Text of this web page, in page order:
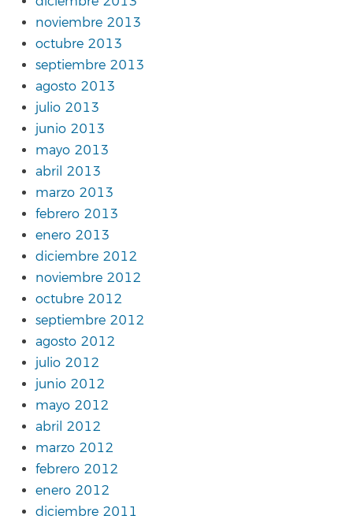
noviembre 2013
octubre 2013
septiembre 2013
agosto 2013
julio 2013
junio 2013
mayo 2013
abril 2013
marzo 2013
febrero 2013
enero 2013
diciembre 2012
noviembre 2012
octubre 2012
septiembre 2012
agosto 2012
julio 2012
junio 2012
mayo 2012
abril 2012
marzo 2012
febrero 2012
enero 2012
diciembre 2011